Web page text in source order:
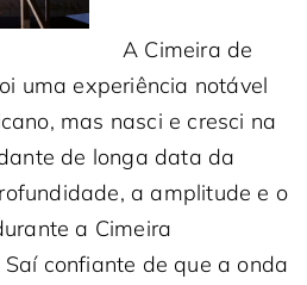
A Cimeira de
uma experiência notável
mas nasci e cresci na
de longa data da
a amplitude e o
a Cimeira
confiante de que a onda